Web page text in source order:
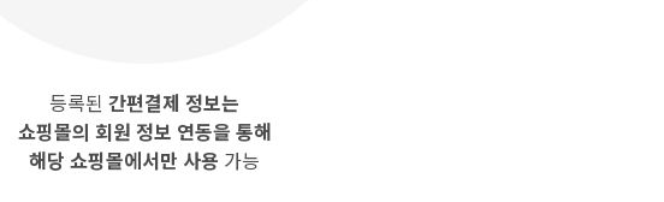
등록된 간편결제 정보는
쇼핑몰의 회원 정보 연동을 통해
해당 쇼핑몰에서만 사용 가능